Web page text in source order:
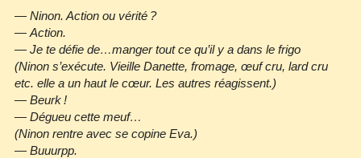
—Ninon. Action ou vérité ?
—Action.
—Je te défie de…manger tout ce qu’il y a dans le frigo
(Ninon s’exécute. Vieille Danette, fromage, œuf cru, lard cru
etc. elle a un haut le cœur. Les autres réagissent.)
—Beurk !
—Dégueu cette meuf…
(Ninon rentre avec se copine Eva.)
—Buuurpp.